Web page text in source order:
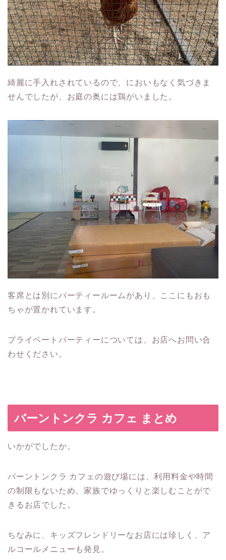
綺麗に手入れされているので、においもなく気づきま
せんでしたが、お庭の奥には鶏がいました。
客席とは別にパーティールームがあり、ここにもおも
ちゃが置かれています。
プライベートパーティーについては、お店へお問い合
わせください。
バーントンクラ カフェ まとめ
いかがでしたか。
バーントンクラ カフェの遊び場には、利用料金や時間
の制限もないため、家族でゆっくりと楽しむことがで
きるお店でした。
ちなみに、キッズフレンドリーなお店には珍しく、ア
ルコールメニューも発見。